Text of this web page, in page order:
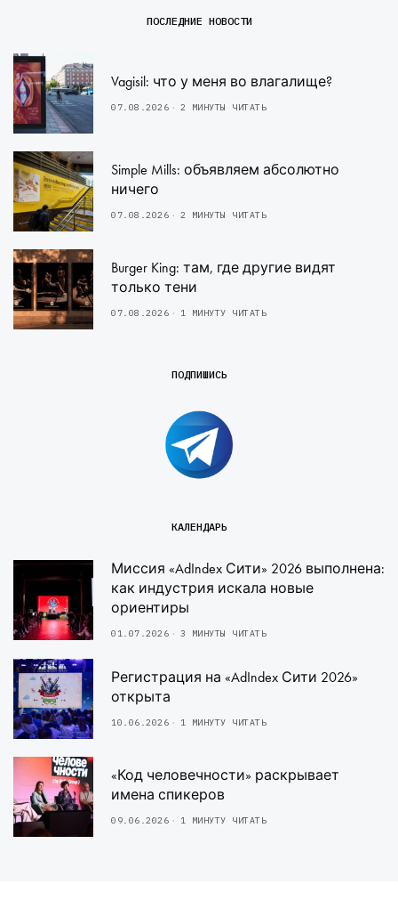
ПОСЛЕДНИЕ НОВОСТИ
Vagisil: что у меня во влагалище?
07.08.2026 2 МИНУТЫ ЧИТАТЬ
Simple Mills: объявляем абсолютно
ничего
07.08.2026 2 МИНУТЫ ЧИТАТЬ
Burger King: там, где другие видят
только тени
07.08.2026 1 МИНУТУ ЧИТАТЬ
ПОДПИШИСЬ
КАЛЕНДАРЬ
Миссия «AdIndex Сити» 2026 выполнена:
как индустрия искала новые
ориентиры
01.07.2026 3 МИНУТЫ ЧИТАТЬ
Регистрация на «AdIndex Сити 2026»
открыта
10.06.2026 1 МИНУТУ ЧИТАТЬ
«Код человечности» раскрывает
имена спикеров
09.06.2026 1 МИНУТУ ЧИТАТЬ